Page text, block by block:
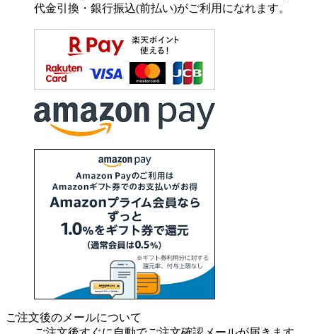
代金引換・銀行振込(前払い)がご利用になれます。
ご注文後のメールについて